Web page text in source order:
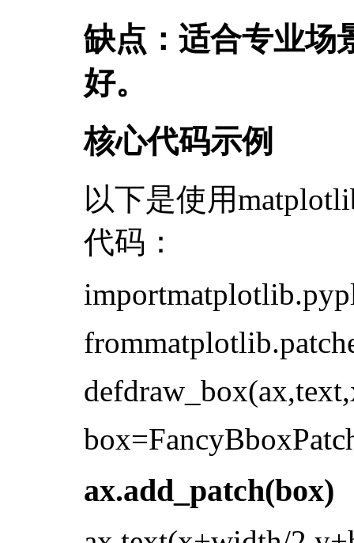
缺点：适合专业场
好。
核心代码示例
以下是使用
代码：
ax.add_patch(box)